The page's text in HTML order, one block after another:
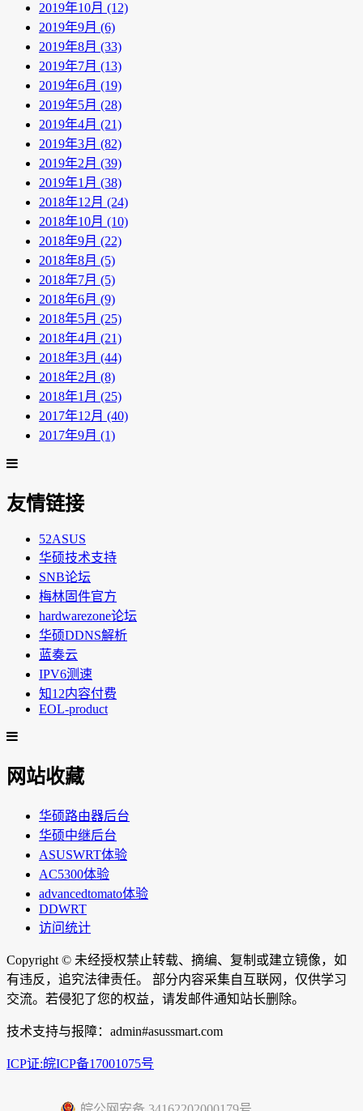
2019年10月 (12)
2019年9月 (6)
2019年8月 (33)
2019年7月 (13)
2019年6月 (19)
2019年5月 (28)
2019年4月 (21)
2019年3月 (82)
2019年2月 (39)
2019年1月 (38)
2018年12月 (24)
2018年10月 (10)
2018年9月 (22)
2018年8月 (5)
2018年7月 (5)
2018年6月 (9)
2018年5月 (25)
2018年4月 (21)
2018年3月 (44)
2018年2月 (8)
2018年1月 (25)
2017年12月 (40)
2017年9月 (1)
友情链接
52ASUS
华硕技术支持
SNB论坛
梅林固件官方
hardwarezone论坛
华硕DDNS解析
蓝奏云
IPV6测速
知12内容付费
EOL-product
网站收藏
华硕路由器后台
华硕中继后台
ASUSWRT体验
AC5300体验
advancedtomato体验
DDWRT
访问统计
Copyright © 未经授权禁止转载、摘编、复制或建立镜像，如
有违反，追究法律责任。 部分内容采集自互联网，仅供学习
交流。若侵犯了您的权益，请发邮件通知站长删除。
技术支持与报障：admin#asussmart.com
ICP证:皖ICP备17001075号